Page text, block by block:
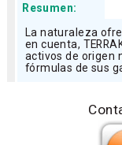
Resumen:
La naturaleza
en cuenta,
activos de origen
fórmulas de sus